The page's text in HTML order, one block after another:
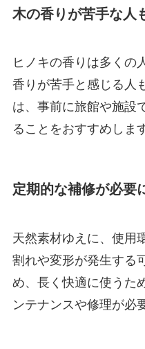
木の香りが苦手な人
ヒノキの香りは多くの
香りが苦手と感じる人
は、事前に旅館や施設
ることをおすすめします
定期的な補修が必要
天然素材ゆえに、使用
割れや変形が発生する
め、長く快適に使うた
ンテナンスや修理が必